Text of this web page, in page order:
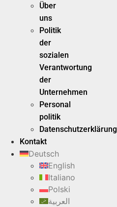
Über
uns
Politik
der
sozialen
Verantwortung
der
Unternehmen
Personal
politik
Datenschutzerklärung
Kontakt
Deutsch
English
Italiano
Polski
العربية